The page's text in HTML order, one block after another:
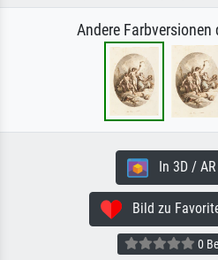
Andere Farbversionen
In 3D /
Bild zu
0